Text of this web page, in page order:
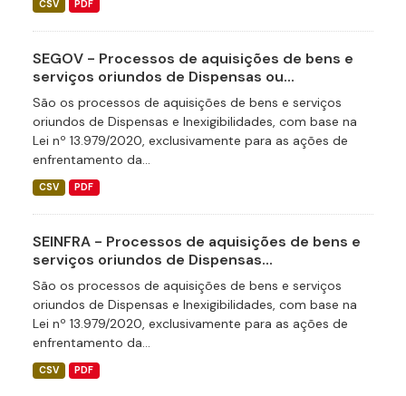
CSV PDF
SEGOV - Processos de aquisições de bens e
serviços oriundos de Dispensas ou...
São os processos de aquisições de bens e serviços
oriundos de Dispensas e Inexigibilidades, com base na
Lei nº 13.979/2020, exclusivamente para as ações de
enfrentamento da...
CSV PDF
SEINFRA - Processos de aquisições de bens e
serviços oriundos de Dispensas...
São os processos de aquisições de bens e serviços
oriundos de Dispensas e Inexigibilidades, com base na
Lei nº 13.979/2020, exclusivamente para as ações de
enfrentamento da...
CSV PDF